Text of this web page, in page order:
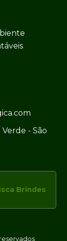
- São
Brindes